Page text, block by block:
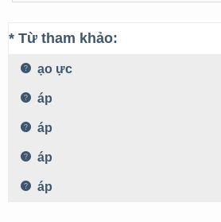
* Từ tham khảo:
ạo ực
áp
áp
áp
áp